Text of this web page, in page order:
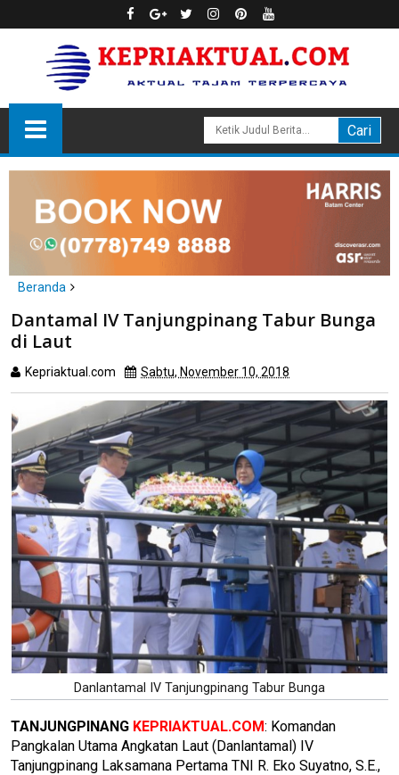
Beranda
tanjungpinang
Dantamal IV Tanjungpinang Tabur Bunga di Laut
Dantamal IV Tanjungpinang Tabur Bunga
di Laut
Kepriaktual.com Sabtu, November 10, 2018
Danlantamal IV Tanjungpinang Tabur Bunga
TANJUNGPINANG KEPRIAKTUAL.COM: Komandan
Pangkalan Utama Angkatan Laut (Danlantamal) IV
Tanjungpinang Laksamana Pertama TNI R. Eko Suyatno, S.E.,